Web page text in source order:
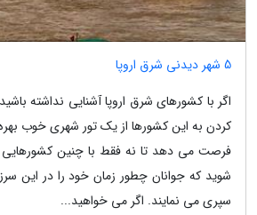
5 شهر دیدنی شرق اروپا
اگر با کشورهای شرق اروپا آشنایی نداشته
کردن به این کشورها از یک تور شهری خوب
فرصت می دهد تا نه فقط با چنین کشورهایی
شوید که جوانان چطور زمان خود را در این
سپری می نمایند. اگر می خواهید...